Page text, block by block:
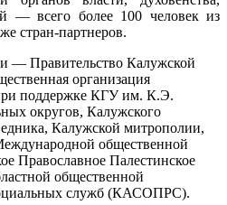
— всего более 100 человек из
стран-партнеров.
— Правительство Калужской
организация
поддержке КГУ им. К.Э.
округов, Калужского
Калужской митрополии,
общественной
Православное Палестинское
общественной
служб (КАСОПРС).